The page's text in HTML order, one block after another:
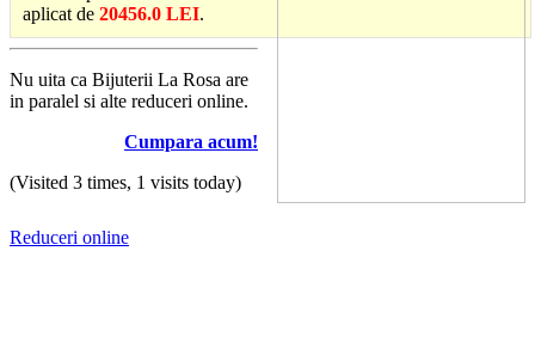
aplicat de 20456.0 LEI.
Nu uita ca Bijuterii La Rosa are
in paralel si alte reduceri online.
Cumpara acum!
(Visited 3 times, 1 visits today)
Reduceri online